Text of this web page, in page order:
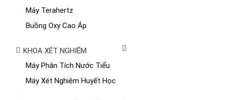
Máy Terahertz
Buồng Oxy Cao Áp
KHOA XÉT NGHIỆM
Máy Phân Tích Nước Tiểu
Máy Xét Nghiệm Huyết Học